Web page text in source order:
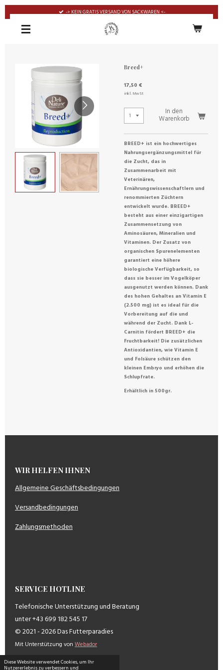
Diese Website verwendet Cookies, um Ihr
Nutzererlebnis zu verbessern und
springen
-> KEIN GRATIS VERSAND VON SACKWAREN <-
Breed+
17,50 €
inkl. MwSt
In den
Warenkorb
BREED+ ist ein hochwertiges
Nahrungsergänzungsmittel für
die Zucht, das in
Zusammenarbeit mit
Veterinären,
Ernährungswissenschaftlern und
renommierten Züchtern
entwickelt wurde. BREED+
besteht aus einer einzigartigen
Zusammensetzung von
Aminosäuren, Mineralien und
Vitaminen. Der Zusatz von
organischen Spurenelementen
garantiert eine höhere
biologische Verfügbarkeit, so
dass sie besser im Vogelköper
ausgenutzt werden können. Dank
des hohen Gehaltes an Vitamin E
(2.500 mg) ist es ideal für die
Vorbereitung auf die und
während der Zucht. Dank L-
Carnitin fördert BREED+ die
Fruchtbarkeit! Die zusätzlichen
Antioxidantien, wie Vitamin E
und Folsäure schützen den
kleinen Embryo und erhöhen die
Schlupfrate.
Erhältlich in 500gr.
WIR HELFEN IHNEN
Allgemeine Geschäftsbedingungen
Versandbedingungen
Zahlungsmethoden
SERVICE HOTLINE
Telefonische Unterstützung und Beratung
unter +43 699 182 545 17
© 2021 - 2026 Das Futterparadies
Mit Unterstützung von Webador